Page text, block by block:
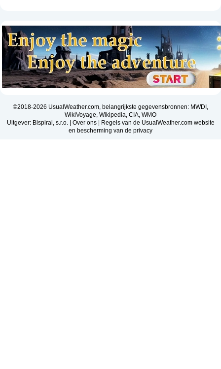
©2018-2026 UsualWeather.com, belangrijkste gegevensbronnen: MWDI,
WikiVoyage, Wikipedia, CIA, WMO
Uitgever: Bispiral, s.r.o. | Over ons|
Regels van de UsualWeather.com website
en bescherming van de privacy